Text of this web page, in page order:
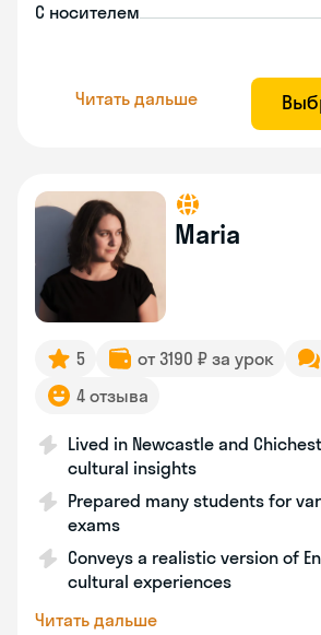
С носителем
Читать дальше
Maria
5 от 3190 ₽ за урок
4 отзыва
Lived in Newcastle and
cultural insights
Prepared many students for
exams
Conveys a realistic version of
cultural experiences
Читать дальше